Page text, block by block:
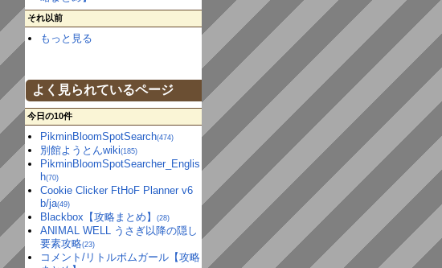
それ以前
もっと見る
よく見られているページ
今日の10件
PikminBloomSpotSearch(474)
別館ようとんwiki(185)
PikminBloomSpotSearcher_Englis
h(70)
Cookie Clicker FtHoF Planner v6
b/ja(49)
Blackbox【攻略まとめ】(28)
ANIMAL WELL うさぎ以降の隠し
要素攻略(23)
コメント/リトルボムガール【攻略